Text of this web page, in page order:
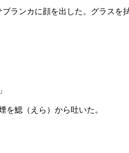
ランカに顔を出した。グラスを
鰓（えら）から吐いた。